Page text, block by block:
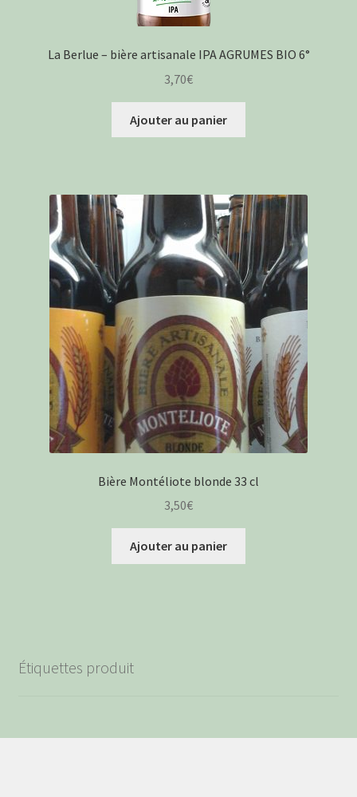
La Berlue – bière artisanale IPA AGRUMES BIO 6°
3,70€
Ajouter au panier
Bière Montéliote blonde 33 cl
3,50€
Ajouter au panier
Étiquettes produit